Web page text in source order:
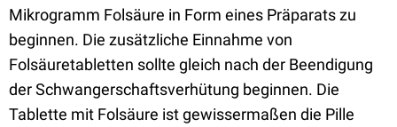
Mikrogramm Folsäure in Form eines Präparats zu
beginnen. Die zusätzliche Einnahme von
Folsäuretabletten sollte gleich nach der Beendigung
der Schwangerschaftsverhütung beginnen. Die
Tablette mit Folsäure ist gewissermaßen die Pille